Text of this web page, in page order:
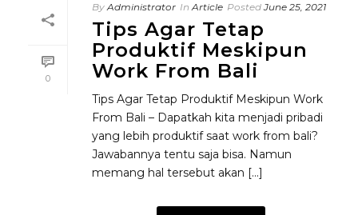
0
By Administrator In Article Posted June 25, 2021
Tips Agar Tetap
Produktif Meskipun
Work From Bali
Tips Agar Tetap Produktif Meskipun Work
From Bali – Dapatkah kita menjadi pribadi
yang lebih produktif saat work from bali?
Jawabannya tentu saja bisa. Namun
memang hal tersebut akan [...]